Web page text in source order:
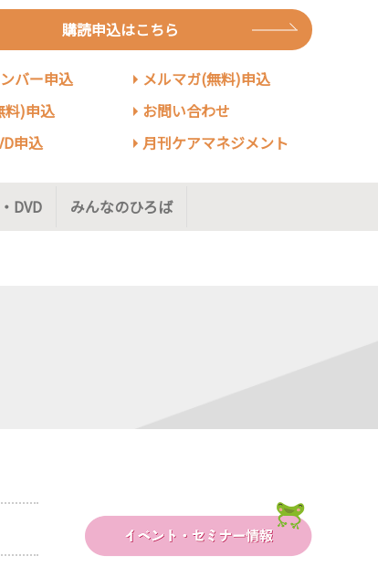
購読申込はこちら
バー申込
料)申込
申込
メルマガ(無料)申込
お問い合わせ
月刊ケアマネジメント
DVD みんなのひろば